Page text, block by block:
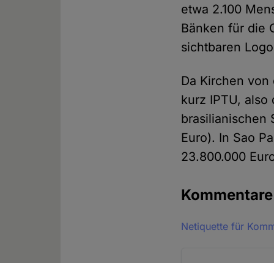
etwa 2.100
Bänken für die
sichtbaren
Da Kirchen von
kurz IPTU,
brasilianischen
Euro). In Sao
23.800.000
Kommentare
Netiquette für